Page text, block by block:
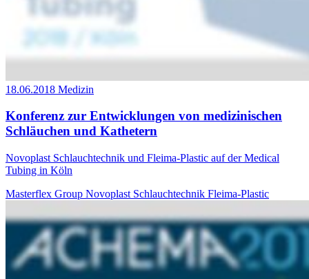
18.06.2018 Medizin
Konferenz zur Entwicklungen von medizinischen
Schläuchen und Kathetern
Novoplast Schlauchtechnik und Fleima-Plastic auf der Medical
Tubing in Köln
Masterflex Group Novoplast Schlauchtechnik Fleima-Plastic